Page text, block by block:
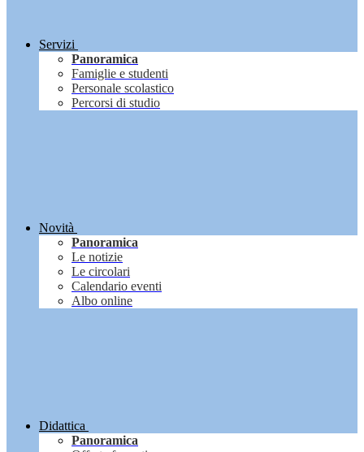
Servizi
Panoramica
Famiglie e studenti
Personale scolastico
Percorsi di studio
Novità
Panoramica
Le notizie
Le circolari
Calendario eventi
Albo online
Didattica
Panoramica